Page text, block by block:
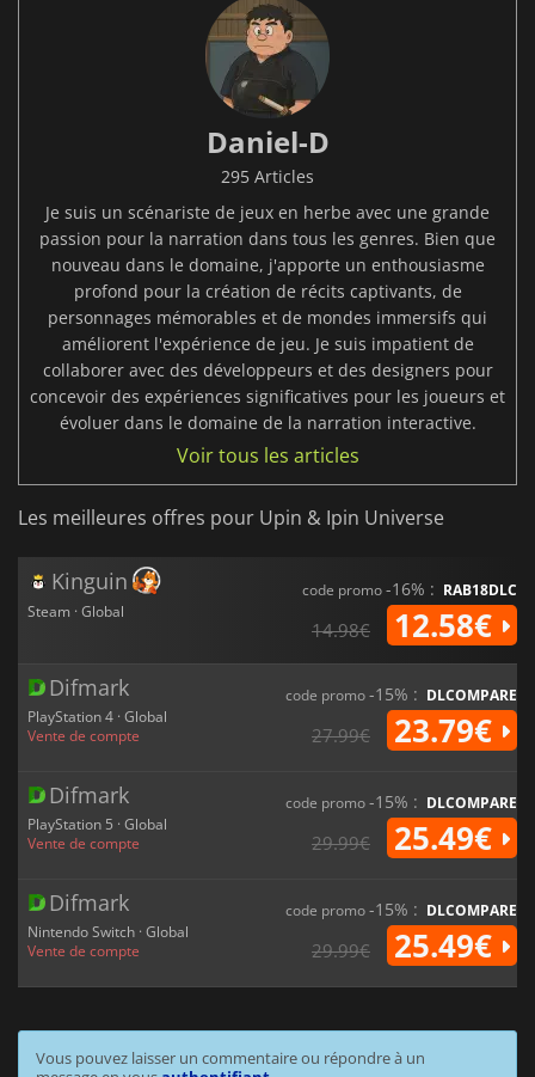
Daniel-D
295 Articles
Je suis un scénariste de jeux en herbe avec une grande
passion pour la narration dans tous les genres. Bien que
nouveau dans le domaine, j'apporte un enthousiasme
profond pour la création de récits captivants, de
personnages mémorables et de mondes immersifs qui
améliorent l'expérience de jeu. Je suis impatient de
collaborer avec des développeurs et des designers pour
concevoir des expériences significatives pour les joueurs et
évoluer dans le domaine de la narration interactive.
Voir tous les articles
Les meilleures offres pour Upin & Ipin Universe
Kinguin
Steam · Global
code promo-16% : RAB18DLC
14.98€ 12.58€
Difmark
PlayStation 4 · Global
Vente de compte
code promo-15% : DLCOMPARE
27.99€ 23.79€
Difmark
PlayStation 5 · Global
Vente de compte
code promo-15% : DLCOMPARE
29.99€ 25.49€
Difmark
Nintendo Switch · Global
Vente de compte
code promo-15% : DLCOMPARE
29.99€ 25.49€
Vous pouvez laisser un commentaire ou répondre à un